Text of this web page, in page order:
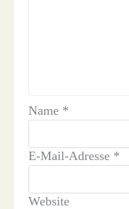
Name *
E-Mail-Adresse *
Website